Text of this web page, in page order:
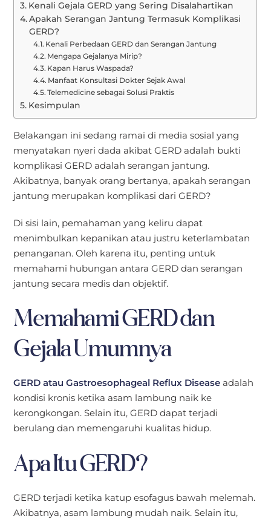
Kenali Gejala GERD yang Sering Disalahartikan
Apakah Serangan Jantung Termasuk Komplikasi
GERD?
Kenali Perbedaan GERD dan Serangan Jantung
Mengapa Gejalanya Mirip?
Kapan Harus Waspada?
Manfaat Konsultasi Dokter Sejak Awal
Telemedicine sebagai Solusi Praktis
Kesimpulan
Belakangan ini sedang ramai di media sosial yang
menyatakan nyeri dada akibat GERD adalah bukti
komplikasi GERD adalah serangan jantung.
Akibatnya, banyak orang bertanya, apakah serangan
jantung merupakan komplikasi dari GERD?
Di sisi lain, pemahaman yang keliru dapat
menimbulkan kepanikan atau justru keterlambatan
penanganan. Oleh karena itu, penting untuk
memahami hubungan antara GERD dan serangan
jantung secara medis dan objektif.
Memahami GERD dan
Gejala Umumnya
GERD atau Gastroesophageal Reflux Disease adalah
kondisi kronis ketika asam lambung naik ke
kerongkongan. Selain itu, GERD dapat terjadi
berulang dan memengaruhi kualitas hidup.
Apa Itu GERD?
GERD terjadi ketika katup esofagus bawah melemah.
Akibatnya, asam lambung mudah naik. Selain itu,